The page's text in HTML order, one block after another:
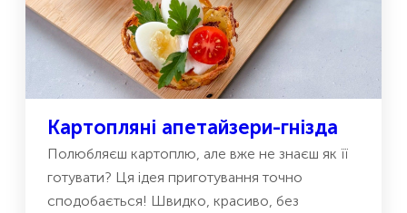
Картопляні апетайзери-гнізда
Полюбляєш картоплю, але вже не знаєш як її
готувати? Ця ідея приготування точно
сподобається! Швидко, красиво, без